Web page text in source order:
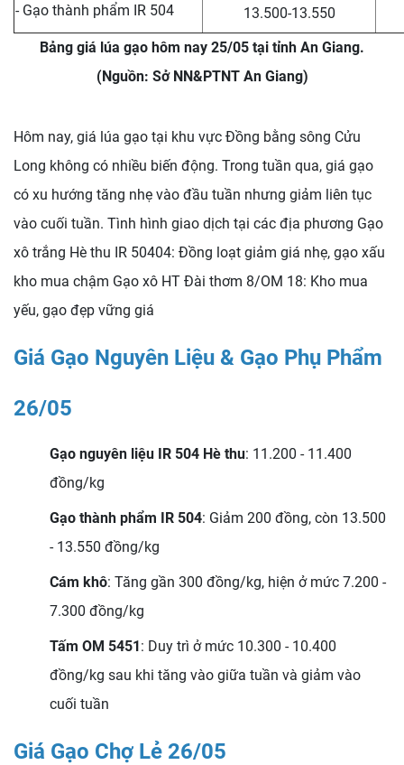
- Gạo thành phẩm IR 504
13.500-13.550
Bảng giá lúa gạo hôm nay 25/05 tại tỉnh An Giang.
(Nguồn: Sở NN&PTNT An Giang)
Hôm nay, giá lúa gạo tại khu vực Đồng bằng sông Cửu
Long không có nhiều biến động. Trong tuần qua, giá gạo
có xu hướng tăng nhẹ vào đầu tuần nhưng giảm liên tục
vào cuối tuần. Tình hình giao dịch tại các địa phương Gạo
xô trắng Hè thu IR 50404: Đồng loạt giảm giá nhẹ, gạo xấu
kho mua chậm Gạo xô HT Đài thơm 8/OM 18: Kho mua
yếu, gạo đẹp vững giá
Giá Gạo Nguyên Liệu & Gạo Phụ Phẩm
26/05
Gạo nguyên liệu IR 504 Hè thu: 11.200 - 11.400
đồng/kg
Gạo thành phẩm IR 504: Giảm 200 đồng, còn 13.500
- 13.550 đồng/kg
Cám khô: Tăng gần 300 đồng/kg, hiện ở mức 7.200 -
7.300 đồng/kg
Tấm OM 5451: Duy trì ở mức 10.300 - 10.400
đồng/kg sau khi tăng vào giữa tuần và giảm vào
cuối tuần
Giá Gạo Chợ Lẻ 26/05